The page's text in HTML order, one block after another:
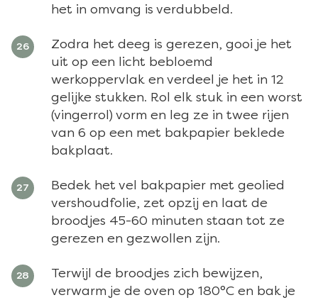
het in omvang is verdubbeld.
Zodra het deeg is gerezen, gooi je het
uit op een licht bebloemd
werkoppervlak en verdeel je het in 12
gelijke stukken. Rol elk stuk in een worst
(vingerrol) vorm en leg ze in twee rijen
van 6 op een met bakpapier beklede
bakplaat.
Bedek het vel bakpapier met geolied
vershoudfolie, zet opzij en laat de
broodjes 45-60 minuten staan tot ze
gerezen en gezwollen zijn.
Terwijl de broodjes zich bewijzen,
verwarm je de oven op 180°C en bak je